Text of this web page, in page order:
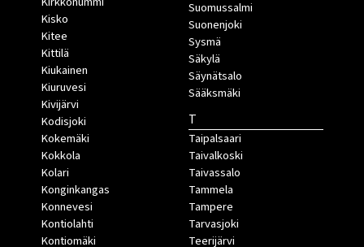
Kisko
Kitee
Kittilä
Kiukainen
Kiuruvesi
Kivijärvi
Kodisjoki
Kokemäki
Kokkola
Kolari
Konginkangas
Konnevesi
Kontiolahti
Kontiomäki
Suomussalmi
Suonenjoki
Sysmä
Säkylä
Säynätsalo
Sääksmäki
T
Taipalsaari
Taivalkoski
Taivassalo
Tammela
Tampere
Tarvasjoki
Teerijärvi